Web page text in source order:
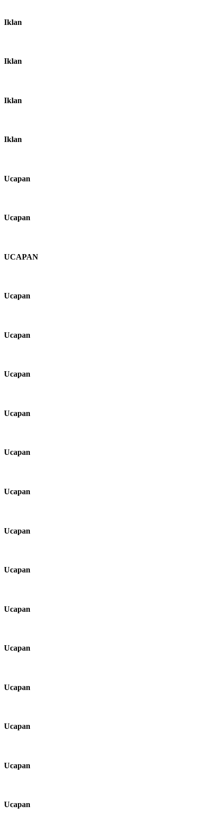
Iklan
Iklan
Iklan
Iklan
Ucapan
Ucapan
UCAPAN
Ucapan
Ucapan
Ucapan
Ucapan
Ucapan
Ucapan
Ucapan
Ucapan
Ucapan
Ucapan
Ucapan
Ucapan
Ucapan
Ucapan